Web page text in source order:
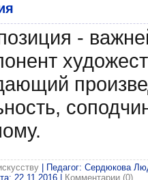
-
| Педагог: Сердюкова
22.11.2016 Комментарии (0)